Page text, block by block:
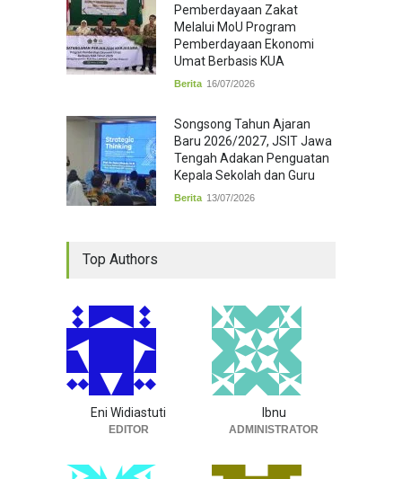
Pemberdayaan Zakat
Melalui MoU Program
Pemberdayaan Ekonomi
Umat Berbasis KUA
Berita 16/07/2026
Songsong Tahun Ajaran
Baru 2026/2027, JSIT Jawa
Tengah Adakan Penguatan
Kepala Sekolah dan Guru
Berita 13/07/2026
Top Authors
Eni Widiastuti
EDITOR
Ibnu
ADMINISTRATOR